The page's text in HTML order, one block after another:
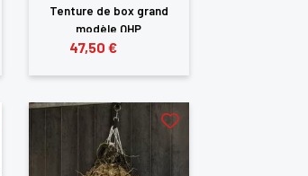
Tenture de box grand
modèle QHP
47,50 €